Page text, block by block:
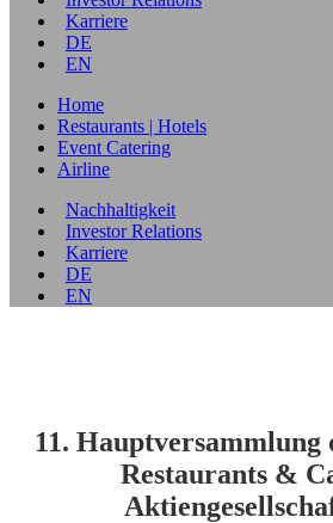
Karriere
DE
EN
Home
Restaurants | Hotels
Event Catering
Airline
Nachhaltigkeit
Investor Relations
Karriere
DE
EN
11.
Restaurants &